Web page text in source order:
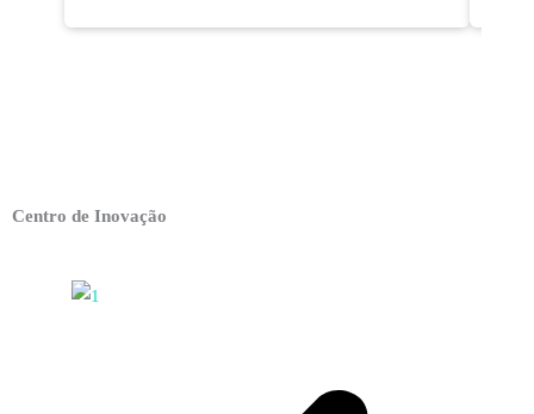
Centro de Inovação